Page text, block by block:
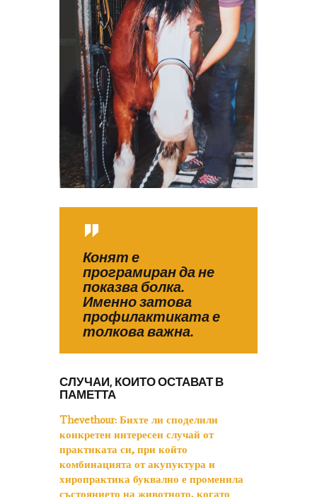
Конят е
програмиран да не
показва болка.
Именно затова
профилактиката е
толкова важна.
СЛУЧАИ, КОИТО ОСТАВАТ В
ПАМЕТТА
Thevethour: Бихте ли споделили
конкретен интересен случай от
практиката си, при който
комбинацията от акупуктура и
хиропрактика буквално е променила
състоянието на животното, когато